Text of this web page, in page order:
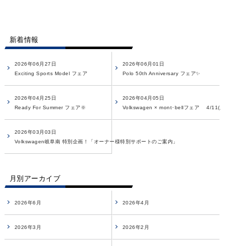
新着情報
2026年06月27日
Exciting Sports Model フェア
2026年06月01日
Polo 50th Anniversary フェア✨
2026年04月25日
Ready For Summer フェア🌞
2026年04月05日
Volkswagen × mont･bellフェア 4/11(
2026年03月03日
Volkswagen岐阜南 特別企画！「オーナー様特別サポートのご案内」
月別アーカイブ
2026年6月 2026年4月
2026年3月 2026年2月